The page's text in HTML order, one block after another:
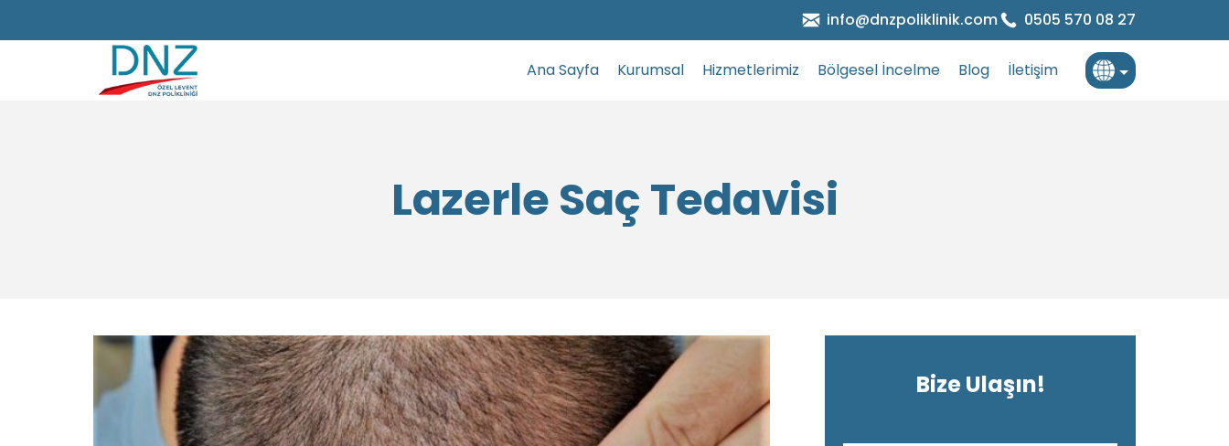
info@dnzpoliklinik.com 0505 570 08 27
Ana Sayfa Kurumsal Hizmetlerimiz Bölgesel İncelme Blog İletişim
Lazerle Saç Tedavisi
Bize Ulaşın!